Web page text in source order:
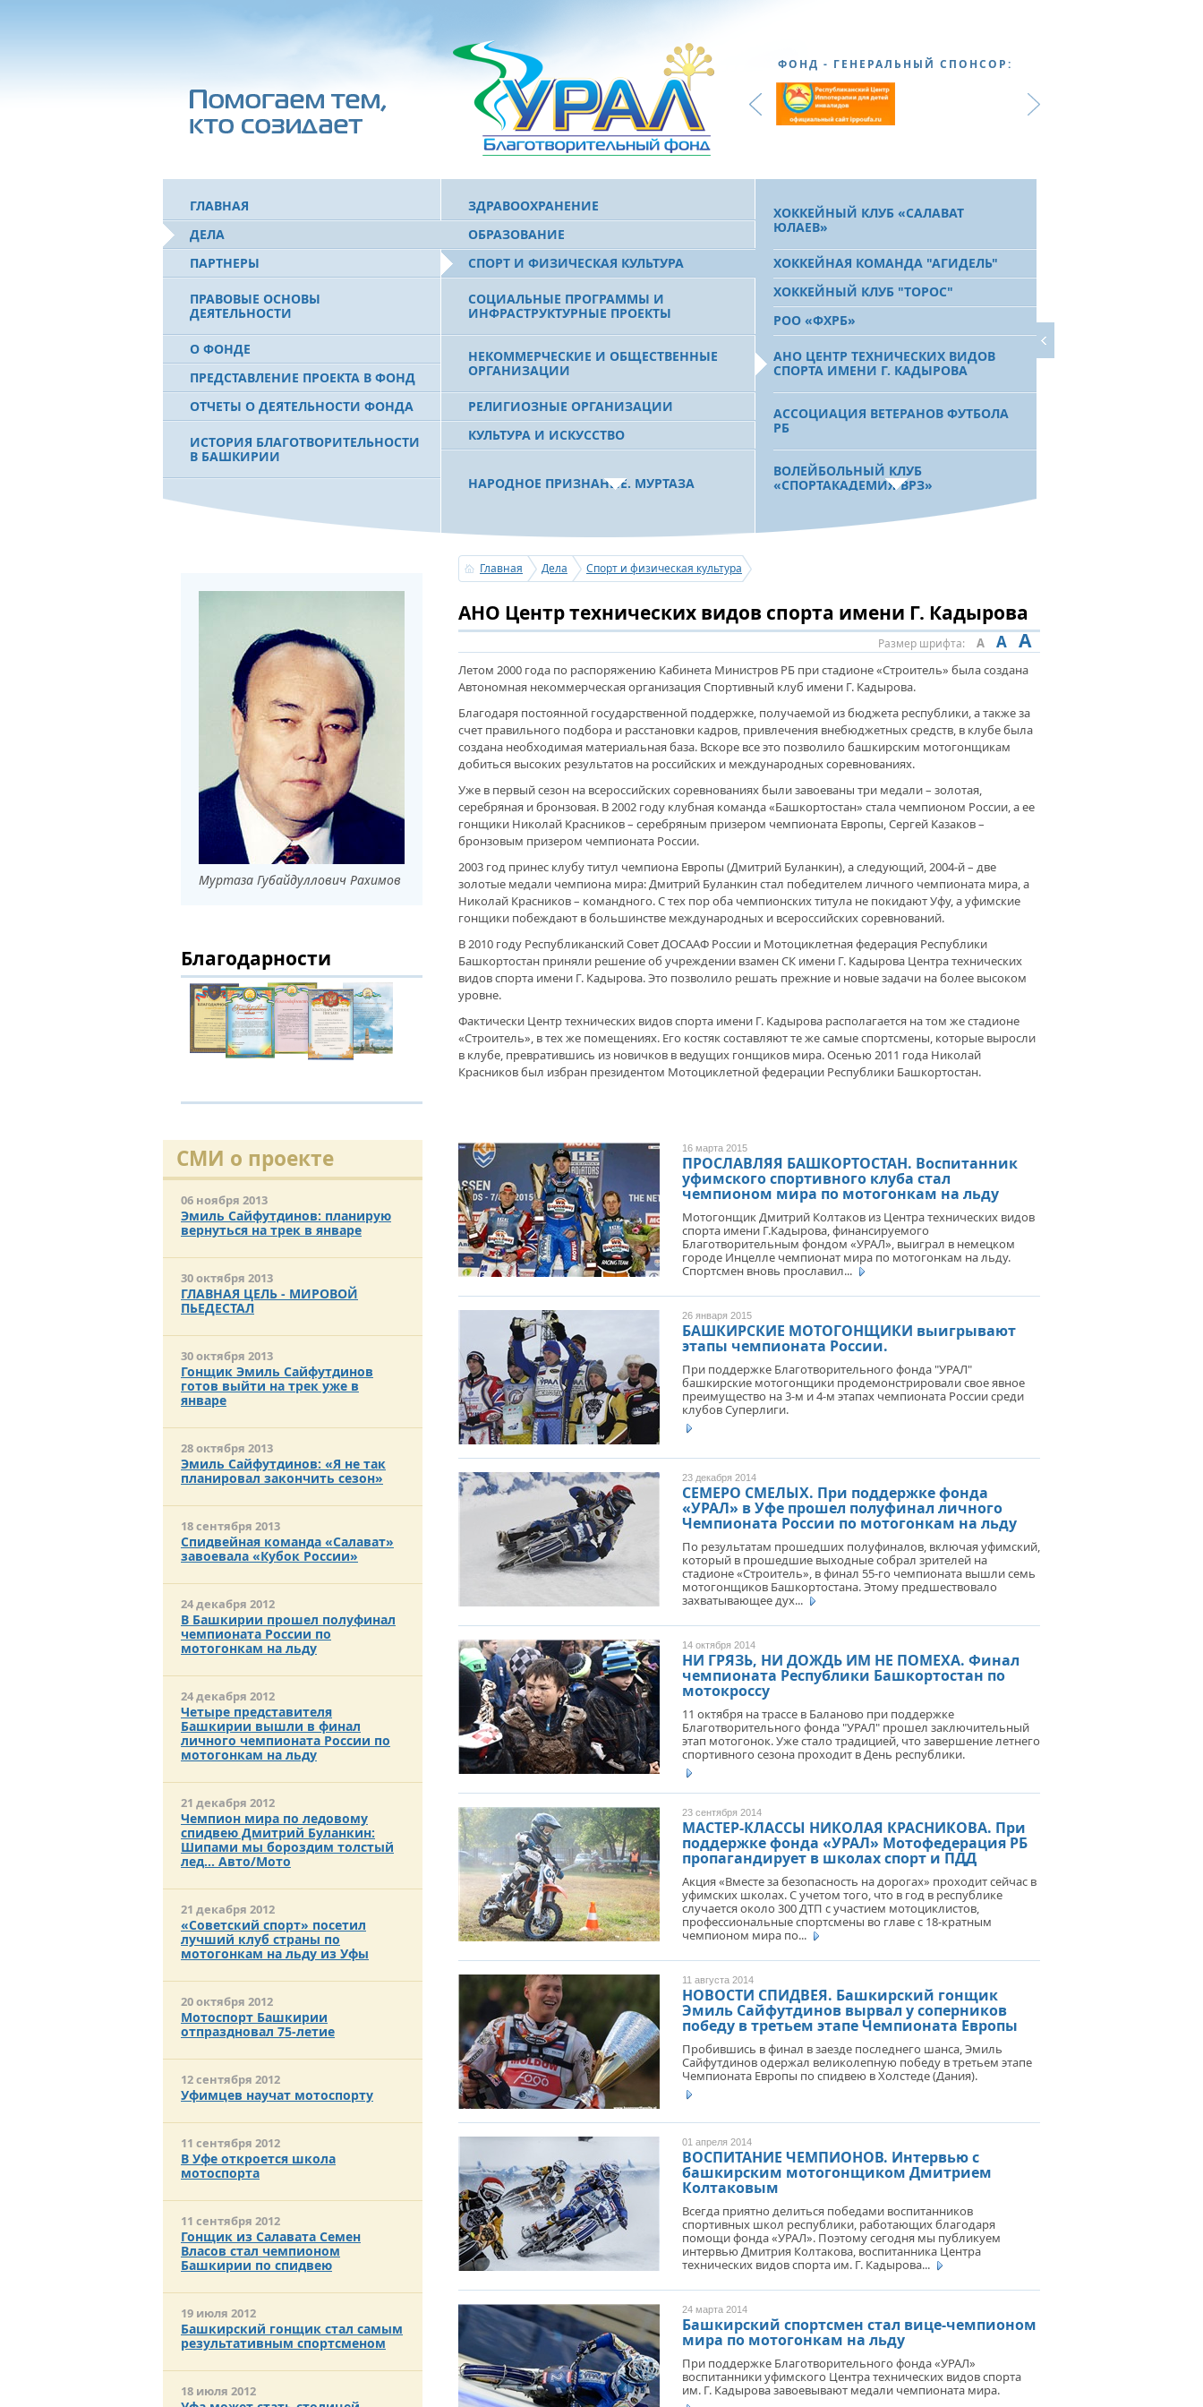
ФОНД - ГЕНЕРАЛЬНЫЙ СПОНСОР:
ГЛАВНАЯ
ДЕЛА
ПАРТНЕРЫ
ПРАВОВЫЕ ОСНОВЫ
ДЕЯТЕЛЬНОСТИ
О ФОНДЕ
ПРЕДСТАВЛЕНИЕ ПРОЕКТА В ФОНД
ОТЧЕТЫ О ДЕЯТЕЛЬНОСТИ ФОНДА
ИСТОРИЯ БЛАГОТВОРИТЕЛЬНОСТИ
В БАШКИРИИ
МУРТАЗЕ РАХИМОВЕ
ЗДРАВООХРАНЕНИЕ
ОБРАЗОВАНИЕ
СПОРТ И ФИЗИЧЕСКАЯ КУЛЬТУРА
СОЦИАЛЬНЫЕ ПРОГРАММЫ И
ИНФРАСТРУКТУРНЫЕ ПРОЕКТЫ
НЕКОММЕРЧЕСКИЕ И ОБЩЕСТВЕННЫЕ
ОРГАНИЗАЦИИ
РЕЛИГИОЗНЫЕ ОРГАНИЗАЦИИ
КУЛЬТУРА И ИСКУССТВО
НАРОДНОЕ ПРИЗНАНИЕ. МУРТАЗА
С ПРАЗДНИКОМ УРАЗА-БАЙРАМ!
ПОЗДРАВЛЕНИЕ ПЕРВОГО ПРЕЗИДЕНТА
БАШКОРТОСТАНА, ПРЕДСЕДАТЕЛЯ
УСЕРГАН. ИЗДАН XХХV ТОМ «ИСТОРИИ
БАШКИРСКИХ РОДОВ»
ПОЖАРОВ МЕНЬШЕ НЕ СТАНОВИТСЯ
ДРУЖБА НЕ СЛАБЕЕТ. СОСТОЯЛАСЬ
ВСТРЕЧА ДВУХ РУКОВОДИТЕЛЕЙ
В ДОМЕ СВОЕМ. ОБ УНИКАЛЬНОЙ
ЖИЛИЩНОЙ ПРОГРАММЕ
ВНОВЬ О КАРИМЕ ХАКИМОВЕ. ИМЯ
СОВЕТСКОГО ДИПЛОМАТА ОБЪЕДИНЯЕТ
ДВА ГОСУДАРСТВА
ДО ГЛУБИНЫ ДУШИ. ФИЛЬМЫ БУЛАТА
ЮСУПОВА ПОКАЗАЛИ В КАЗАХСТАНЕ
МЕМОРИАЛ СОБРАЛ СОСЛУЖИВЦЕВ. УФА
ОТМЕТИЛА 101-Ю ГОДОВЩИНУ
ОБРАЗОВАНИЯ ПОГРАНИЧНЫХ ВОЙСК
РОССИИ
ХОККЕЙНЫЙ КЛУБ «САЛАВАТ
ЮЛАЕВ»
ХОККЕЙНАЯ КОМАНДА "АГИДЕЛЬ"
ХОККЕЙНЫЙ КЛУБ "ТОРОС"
РОО «ФХРБ»
АНО ЦЕНТР ТЕХНИЧЕСКИХ ВИДОВ
СПОРТА ИМЕНИ Г. КАДЫРОВА
АССОЦИАЦИЯ ВЕТЕРАНОВ ФУТБОЛА
РБ
ВОЛЕЙБОЛЬНЫЙ КЛУБ
«СПОРТАКАДЕМИЯ-ВРЗ»
ОБРАЗОВАНИЕ И СПОРТ. АГРАРНЫЙ
УНИВЕРСИТЕТ ЗАВЕРШАЕТ
УСТРОЙСТВО НОВОГО СПОРТИВНОГО
ЗАЛА
«ЯТЫП ҠАЛҒАНСЫ АТЫП ҠАЛ». УФА
МОЖЕТ СТАТЬ ЦЕНТРОМ
ПОДГОТОВКИ СТРЕЛКОВ ИЗ ЛУКА
УФИМСКОМ БИАТЛОНЕ СОСТОЯЛИСЬ
СОРЕВНОВАНИЯ ПО ЛЫЖНЫМ
ГОНКАМ НА ПЕРВЕНСТВО
БАШКОРТОСТАНА
СЕРЕБРЯНЫМ ПРИЗЕРОМ
ЧЕМПИОНАТА МИРА ПО
ПАУЭРЛИФТИНГУ
ЧЕМПИОНАТ РЕСПУБЛИКИ ПО
БОРЬБЕ НА ПОЯСАХ
ЗАУРАЛЬСКИМ КИКБОКСЕРАМ.
ЗИЛАИРСКИЕ СПОРТСМЕНЫ
ПОЛУЧИЛИ ВОЗМОЖНОСТЬ
РАЗВИВАТЬ УГАСАЮЩИЙ В РАЙОНЕ
ПУСТЬ ПОБЕДИТ ТАМАРА! В
КАЗАХСТАНЕ НАЧИНАЕТСЯ МАТЧ ЗА
ЗВАНИЕ ЧЕМПИОНА МИРА ПО
ВПЕРВЫЕ В ИСТОРИИ РАЙОНА.
БИЖБУЛЯК СТАЛ МЕСТОМ
ПРОВЕДЕНИЯ ФИНАЛА ПЕРВЕНСТВА
ДЕТСКОЙ ХОККЕЙНОЙ ЛИГИ
РЕСПУБЛИКИ БАШКОРТОСТАН
СПОРТИВНЫЙ ГОРОД АГИДЕЛЬ.
ФОНД "УРАЛ" ПРИВЕЗ ПОДАРОК К
СПОРТКОМПЛЕКСА
Муртаза Губайдуллович Рахимов
Благодарности
СМИ о проекте
06 ноября 2013
Эмиль Сайфутдинов: планирую
вернуться на трек в январе
30 октября 2013
ГЛАВНАЯ ЦЕЛЬ - МИРОВОЙ
ПЬЕДЕСТАЛ
30 октября 2013
Гонщик Эмиль Сайфутдинов
готов выйти на трек уже в
январе
28 октября 2013
Эмиль Сайфутдинов: «Я не так
планировал закончить сезон»
18 сентября 2013
Спидвейная команда «Салават»
завоевала «Кубок России»
24 декабря 2012
В Башкирии прошел полуфинал
чемпионата России по
мотогонкам на льду
24 декабря 2012
Четыре представителя
Башкирии вышли в финал
личного чемпионата России по
мотогонкам на льду
21 декабря 2012
Чемпион мира по ледовому
спидвею Дмитрий Буланкин:
Шипами мы бороздим толстый
лед… Авто/Мото
21 декабря 2012
«Советский спорт» посетил
лучший клуб страны по
мотогонкам на льду из Уфы
20 октября 2012
Мотоспорт Башкирии
отпраздновал 75-летие
12 сентября 2012
Уфимцев научат мотоспорту
11 сентября 2012
В Уфе откроется школа
мотоспорта
11 сентября 2012
Гонщик из Салавата Семен
Власов стал чемпионом
Башкирии по спидвею
19 июля 2012
Башкирский гонщик стал самым
результативным спортсменом
18 июля 2012
Главная Дела Спорт и физическая культура
АНО Центр технических видов спорта имени Г. Кадырова
Размер шрифта: A A A
Летом 2000 года по распоряжению Кабинета Министров РБ при стадионе «Строитель» была создана
Автономная некоммерческая организация Спортивный клуб имени Г. Кадырова.
Благодаря постоянной государственной поддержке, получаемой из бюджета республики, а также за
счет правильного подбора и расстановки кадров, привлечения внебюджетных средств, в клубе была
создана необходимая материальная база. Вскоре все это позволило башкирским мотогонщикам
добиться высоких результатов на российских и международных соревнованиях.
Уже в первый сезон на всероссийских соревнованиях были завоеваны три медали – золотая,
серебряная и бронзовая. В 2002 году клубная команда «Башкортостан» стала чемпионом России, а ее
гонщики Николай Красников – серебряным призером чемпионата Европы, Сергей Казаков –
бронзовым призером чемпионата России.
2003 год принес клубу титул чемпиона Европы (Дмитрий Буланкин), а следующий, 2004-й – две
золотые медали чемпиона мира: Дмитрий Буланкин стал победителем личного чемпионата мира, а
Николай Красников – командного. С тех пор оба чемпионских титула не покидают Уфу, а уфимские
гонщики побеждают в большинстве международных и всероссийских соревнований.
В 2010 году Республиканский Совет ДОСААФ России и Мотоциклетная федерация Республики
Башкортостан приняли решение об учреждении взамен СК имени Г. Кадырова Центра технических
видов спорта имени Г. Кадырова. Это позволило решать прежние и новые задачи на более высоком
уровне.
Фактически Центр технических видов спорта имени Г. Кадырова располагается на том же стадионе
«Строитель», в тех же помещениях. Его костяк составляют те же самые спортсмены, которые выросли
в клубе, превратившись из новичков в ведущих гонщиков мира. Осенью 2011 года Николай
Красников был избран президентом Мотоциклетной федерации Республики Башкортостан.
16 марта 2015
ПРОСЛАВЛЯЯ БАШКОРТОСТАН. Воспитанник
уфимского спортивного клуба стал
чемпионом мира по мотогонкам на льду
Мотогонщик Дмитрий Колтаков из Центра технических видов
спорта имени Г.Кадырова, финансируемого
Благотворительным фондом «УРАЛ», выиграл в немецком
городе Инцелле чемпионат мира по мотогонкам на льду.
Спортсмен вновь прославил...
26 января 2015
БАШКИРСКИЕ МОТОГОНЩИКИ выигрывают
этапы чемпионата России.
При поддержке Благотворительного фонда "УРАЛ"
башкирские мотогонщики продемонстрировали свое явное
преимущество на 3-м и 4-м этапах чемпионата России среди
клубов Суперлиги.
23 декабря 2014
СЕМЕРО СМЕЛЫХ. При поддержке фонда
«УРАЛ» в Уфе прошел полуфинал личного
Чемпионата России по мотогонкам на льду
По результатам прошедших полуфиналов, включая уфимский,
который в прошедшие выходные собрал зрителей на
стадионе «Строитель», в финал 55-го чемпионата вышли семь
мотогонщиков Башкортостана. Этому предшествовало
захватывающее дух...
14 октября 2014
НИ ГРЯЗЬ, НИ ДОЖДЬ ИМ НЕ ПОМЕХА. Финал
чемпионата Республики Башкортостан по
мотокроссу
11 октября на трассе в Баланово при поддержке
Благотворительного фонда "УРАЛ" прошел заключительный
этап мотогонок. Уже стало традицией, что завершение летнего
спортивного сезона проходит в День республики.
23 сентября 2014
МАСТЕР-КЛАССЫ НИКОЛАЯ КРАСНИКОВА. При
поддержке фонда «УРАЛ» Мотофедерация РБ
пропагандирует в школах спорт и ПДД
Акция «Вместе за безопасность на дорогах» проходит сейчас в
уфимских школах. С учетом того, что в год в республике
случается около 300 ДТП с участием мотоциклистов,
профессиональные спортсмены во главе с 18-кратным
чемпионом мира по...
11 августа 2014
НОВОСТИ СПИДВЕЯ. Башкирский гонщик
Эмиль Сайфутдинов вырвал у соперников
победу в третьем этапе Чемпионата Европы
Пробившись в финал в заезде последнего шанса, Эмиль
Сайфутдинов одержал великолепную победу в третьем этапе
Чемпионата Европы по спидвею в Холстеде (Дания).
01 апреля 2014
ВОСПИТАНИЕ ЧЕМПИОНОВ. Интервью с
башкирским мотогонщиком Дмитрием
Колтаковым
Всегда приятно делиться победами воспитанников
спортивных школ республики, работающих благодаря
помощи фонда «УРАЛ». Поэтому сегодня мы публикуем
интервью Дмитрия Колтакова, воспитанника Центра
технических видов спорта им. Г. Кадырова...
24 марта 2014
Башкирский спортсмен стал вице-чемпионом
мира по мотогонкам на льду
При поддержке Благотворительного фонда «УРАЛ»
воспитанники уфимского Центра технических видов спорта
им. Г. Кадырова завоевывают медали чемпионата мира.